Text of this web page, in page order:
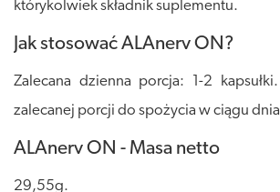
którykolwiek składnik suplementu.
Jak stosować ALAnerv ON?
Zalecana dzienna porcja: 1-2
zalecanej porcji do spożycia w ciągu
ALAnerv ON - Masa netto
29,55g.